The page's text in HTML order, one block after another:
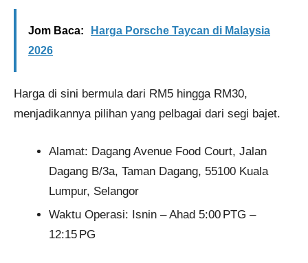
Jom Baca:
Harga Porsche Taycan di Malaysia
2026
Harga di sini bermula dari RM5 hingga RM30,
menjadikannya pilihan yang pelbagai dari segi bajet​.
Alamat: Dagang Avenue Food Court, Jalan
Dagang B/3a, Taman Dagang, 55100 Kuala
Lumpur, Selangor
Waktu Operasi: Isnin – Ahad 5:00 PTG –
12:15 PG